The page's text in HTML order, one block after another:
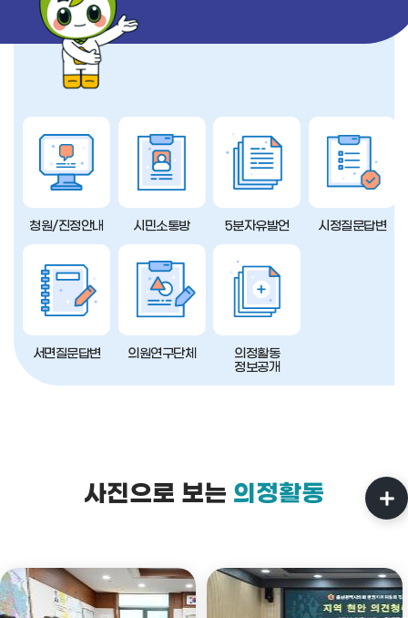
청원/진정안내 시민소통방 5분자유발언 시정질문답변
서면질문답변 의원연구단체
의정활동
정보공개
사진으로 보는 의정활동